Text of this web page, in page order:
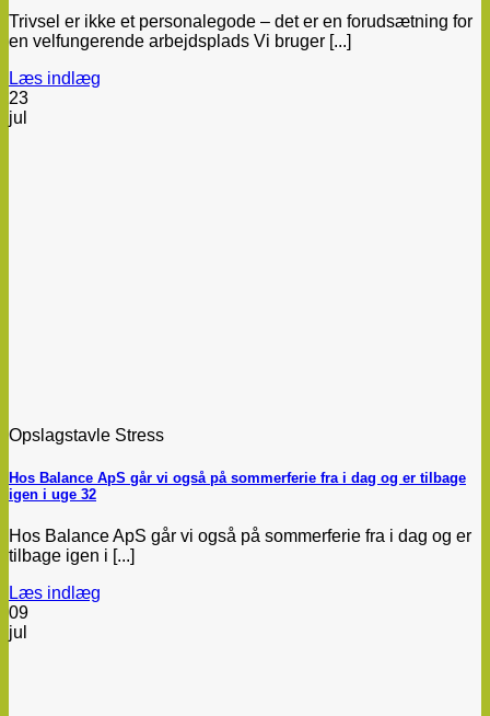
Trivsel er ikke et personalegode – det er en forudsætning for
en velfungerende arbejdsplads Vi bruger [...]
Læs indlæg
23
jul
Opslagstavle Stress
Hos Balance ApS går vi også på sommerferie fra i dag og er tilbage
igen i uge 32
Hos Balance ApS går vi også på sommerferie fra i dag og er
tilbage igen i [...]
Læs indlæg
09
jul